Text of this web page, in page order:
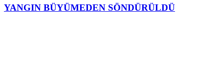
YANGIN BÜYÜMEDEN SÖNDÜRÜLDÜ